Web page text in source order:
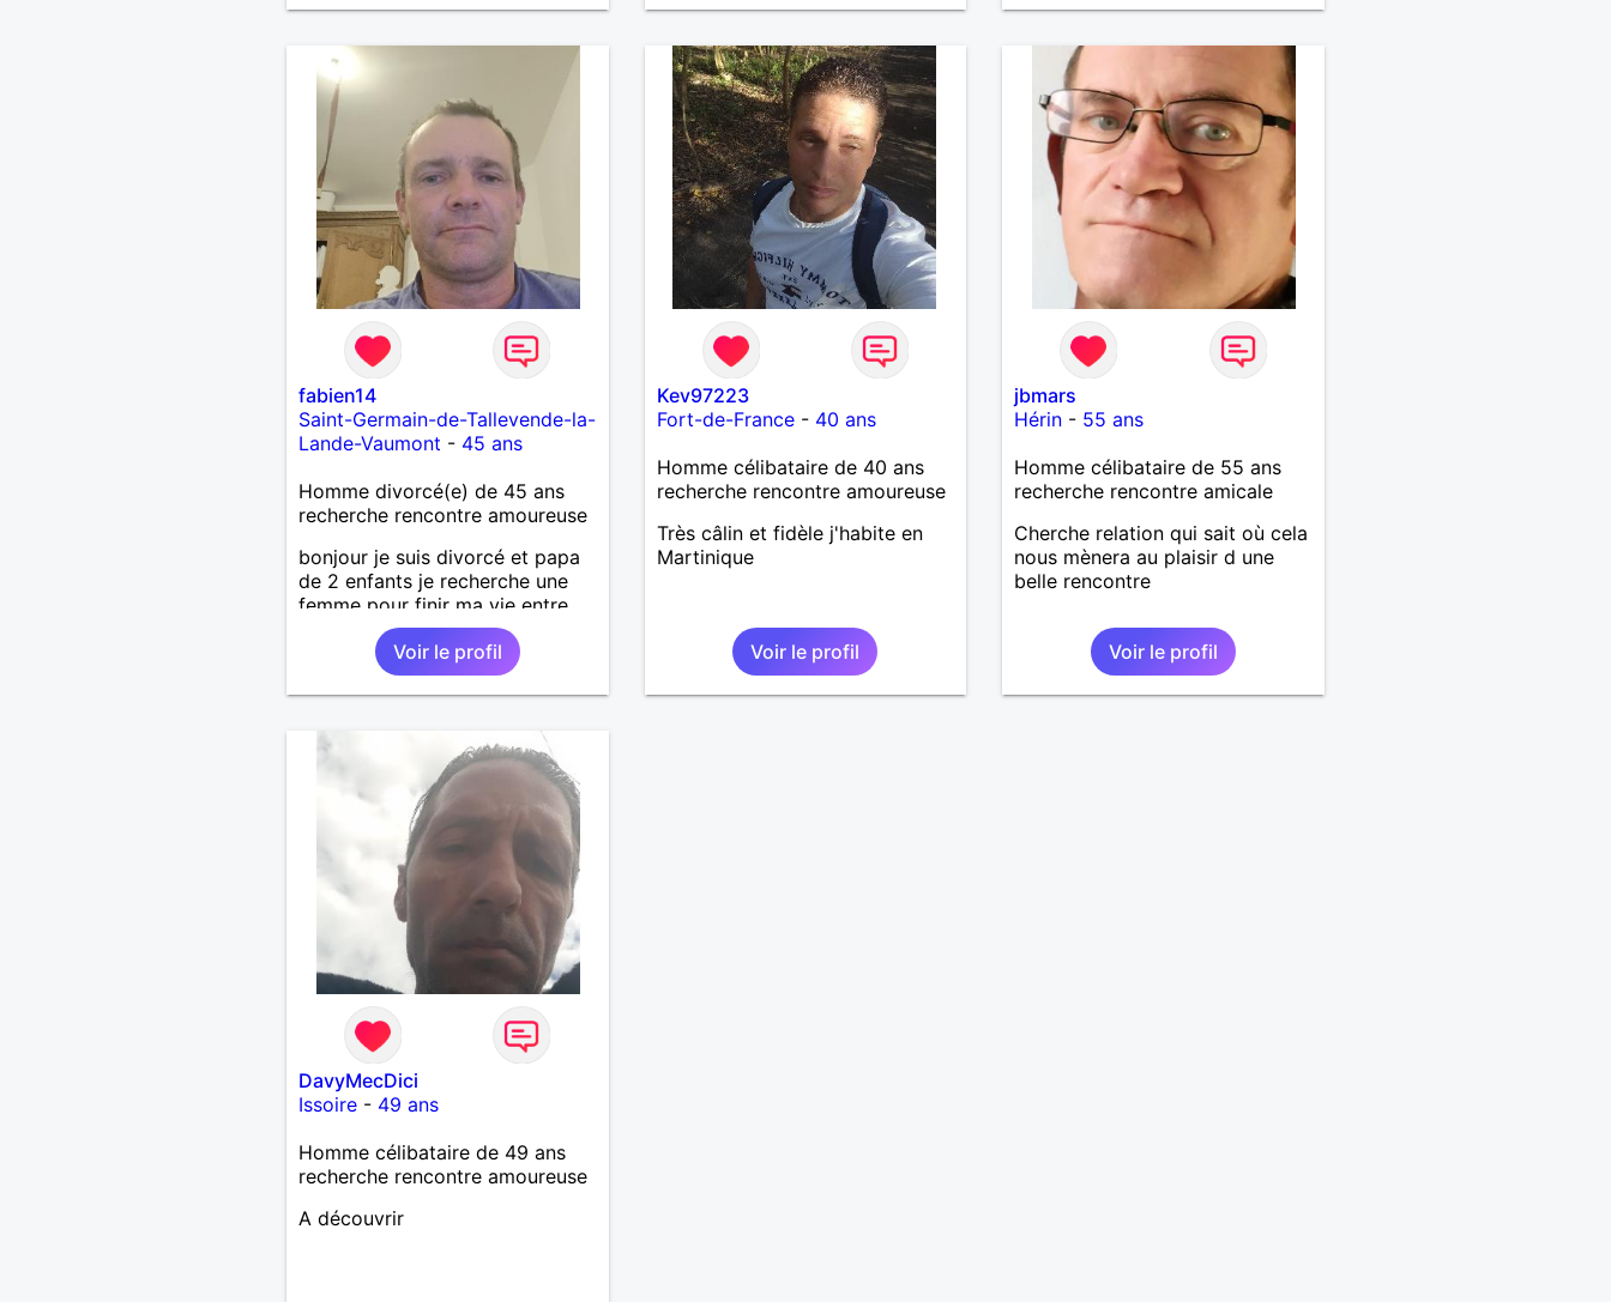
fabien14
Saint-Germain-de-Tallevende-la-
Lande-Vaumont - 45 ans
Homme divorcé(e) de 45 ans
recherche rencontre amoureuse
bonjour je suis divorcé et papa
de 2 enfants je recherche une
femme pour finir ma vie entre
de bonne main merci
Voir le profil
Kev97223
Fort-de-France- 40 ans
Homme célibataire de 40 ans
recherche rencontre amoureuse
Très câlin et fidèle j'habite en
Martinique
Voir le profil
jbmars
Hérin - 55 ans
Homme célibataire de 55 ans
recherche rencontre amicale
Cherche relation qui sait où cela
nous mènera au plaisir d une
belle rencontre
Voir le profil
DavyMecDici
Issoire- 49 ans
Homme célibataire de 49 ans
recherche rencontre amoureuse
A découvrir